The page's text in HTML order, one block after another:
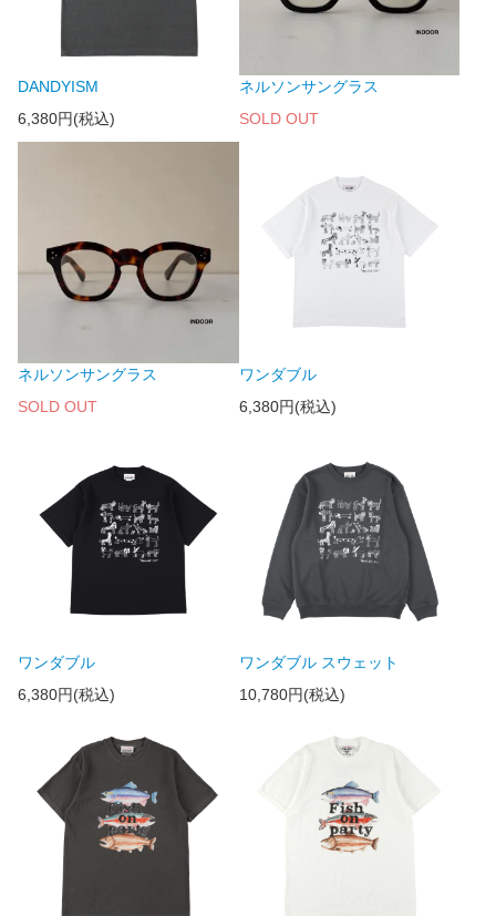
DANDYISM
6,380円(税込)
ネルソンサングラス
SOLD OUT
ネルソンサングラス
SOLD OUT
ワンダブル
6,380円(税込)
ワンダブル
6,380円(税込)
ワンダブル スウェット
10,780円(税込)